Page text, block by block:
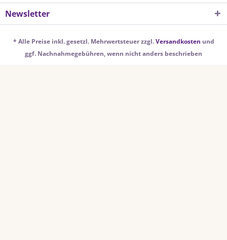
Newsletter
* Alle Preise inkl. gesetzl. Mehrwertsteuer zzgl.Versandkosten und
ggf. Nachnahmegebühren, wenn nicht anders beschrieben